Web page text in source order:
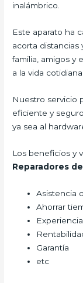
inalámbrico.
Este aparato ha
acorta
familia, amigos y
a la vida
Nuestro servicio
eficiente y
ya sea al
Los beneficios y
Reparadores
Asistencia
Ahorrar
Experiencia
Garantía
etc